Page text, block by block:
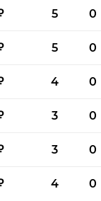
5 0
5 0
4 0
3 0
3 0
4 0